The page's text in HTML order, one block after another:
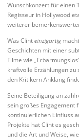
Wunschkonzert für einen
Regisseur in Hollywood
weiterer
Was Clinteinzigartig
Geschichten mit einer
Filme wie
kraftvolle Erzählungen zu
den Kritikern Anklang
Seine Beteiligung an
sein großes Engagement
kontinuierlichen Einfluss
Projekte hat Clint es
und die Art und Weise,